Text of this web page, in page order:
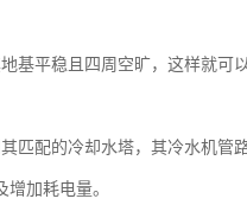
基平稳且四周空旷，这样就可
匹配的冷却水塔，其冷水机管
加耗电量。